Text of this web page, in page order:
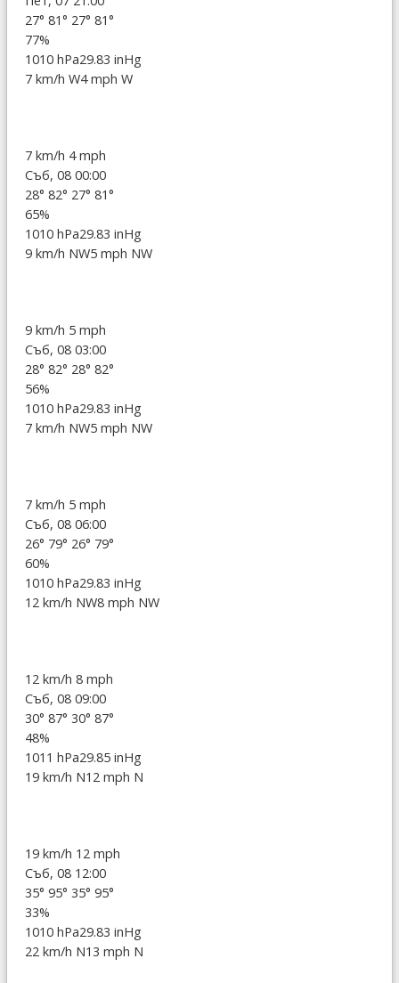
27° 81° 27° 81°
77%
1010 hPa29.83 inHg
7 km/h W4 mph W
7 km/h 4 mph
Съб, 08 00:00
28° 82° 27° 81°
65%
1010 hPa29.83 inHg
9 km/h NW5 mph NW
9 km/h 5 mph
Съб, 08 03:00
28° 82° 28° 82°
56%
1010 hPa29.83 inHg
7 km/h NW5 mph NW
7 km/h 5 mph
Съб, 08 06:00
26° 79° 26° 79°
60%
1010 hPa29.83 inHg
12 km/h NW8 mph NW
12 km/h 8 mph
Съб, 08 09:00
30° 87° 30° 87°
48%
1011 hPa29.85 inHg
19 km/h N12 mph N
19 km/h 12 mph
Съб, 08 12:00
35° 95° 35° 95°
33%
1010 hPa29.83 inHg
22 km/h N13 mph N